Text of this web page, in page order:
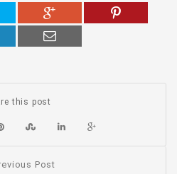
this post
Post